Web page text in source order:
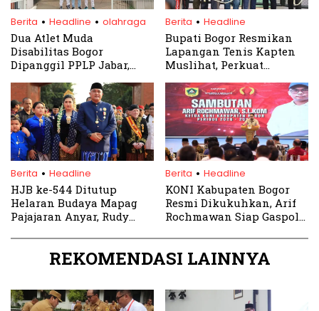
Berita . Headline . olahraga
Dua Atlet Muda
Disabilitas Bogor
Dipanggil PPLP Jabar,
Peparpenas 2025
Berita . Headline
Bupati Bogor Resmikan
Lapangan Tenis Kapten
Muslihat, Perkuat
Olahraga Daerah
Berita . Headline
HJB ke-544 Ditutup
Helaran Budaya Mapag
Pajajaran Anyar, Rudy
Persatuan
Berita . Headline
KONI Kabupaten Bogor
Resmi Dikukuhkan, Arif
Rochmawan Siap Gaspol
REKOMENDASI LAINNYA